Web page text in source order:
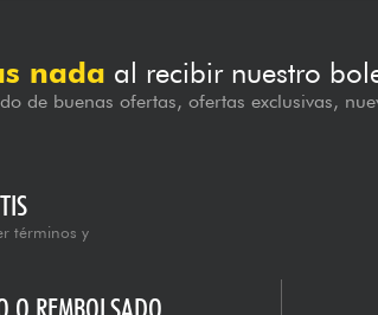
nada al recibir nuestro
de buenas ofertas, ofertas exclusivas,
términos y